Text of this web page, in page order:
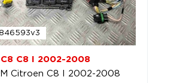
C8 I 2002-2008
Citroen C8 I 2002-2008